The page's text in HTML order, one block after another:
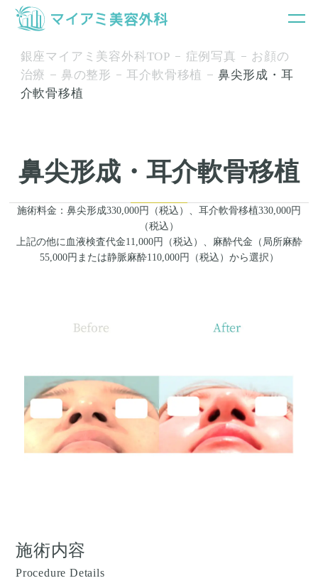
銀座マイアミ美容外科TOP 症例写真
お顔の
治療
鼻の整形 耳介軟骨移植
鼻尖形成・耳
介軟骨移植
鼻尖形成・耳介軟骨移植
施術料金：鼻尖形成330,000円（税込）、耳介軟骨移植330,000円
（税込）
上記の他に血液検査代金11,000円（税込）、麻酔代金（局所麻酔
55,000円または静脈麻酔110,000円（税込）から選択）
施術内容
Procedure Details